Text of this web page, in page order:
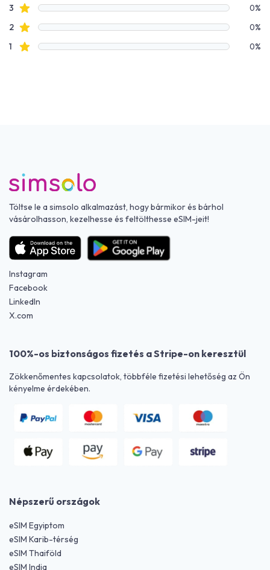
3 Csillagos értékelések
0%
2Csillagos értékelések
0%
1 Csillagos értékelések 0%
Töltse le a simsolo alkalmazást, hogy bármikor és bárhol
vásárolhasson, kezelhesse és feltölthesse eSIM-jeit!
Instagram
Facebook
LinkedIn
X.com
100%-os biztonságos fizetés a Stripe-on keresztül
Zökkenőmentes kapcsolatok, többféle fizetési lehetőség az Ön
kényelme érdekében.
Népszerű országok
eSIM Egyiptom
eSIM Karib-térség
eSIM Thaiföld
eSIM India